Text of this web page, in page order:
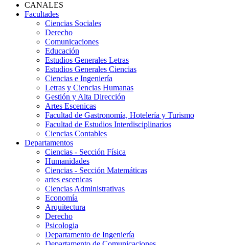
CANALES
Facultades
Ciencias Sociales
Derecho
Comunicaciones
Educación
Estudios Generales Letras
Estudios Generales Ciencias
Ciencias e Ingeniería
Letras y Ciencias Humanas
Gestión y Alta Dirección
Artes Escenicas
Facultad de Gastronomía, Hotelería y Turismo
Facultad de Estudios Interdisciplinarios
Ciencias Contables
Departamentos
Ciencias - Sección Física
Humanidades
Ciencias - Sección Matemáticas
artes escenicas
Ciencias Administrativas
Economía
Arquitectura
Derecho
Psicologia
Departamento de Ingeniería